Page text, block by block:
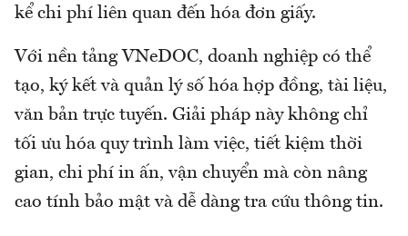
kể chi phí liên quan đến hóa đơn giấy.
Với nền tảng VNeDOC, doanh nghiệp có thể
tạo, ký kết và quản lý số hóa hợp đồng, tài liệu,
văn bản trực tuyến. Giải pháp này không chỉ
tối ưu hóa quy trình làm việc, tiết kiệm thời
gian, chi phí in ấn, vận chuyển mà còn nâng
cao tính bảo mật và dễ dàng tra cứu thông tin.